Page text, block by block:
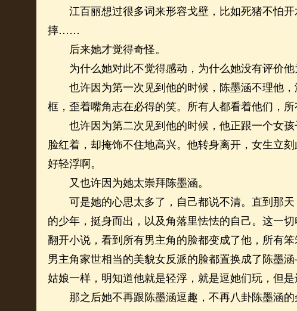
江百丽想过很多词来形容戈壁，比如死猪不怕开
摔……
后来她才觉得奇怪。
为什么她对此不觉得感动，为什么她没有评价他
也许因为第一次见到他的时候，陈墨涵不理他，
框，歪着嘴角志在必得的笑。所有人都看着他们，
也许因为第二次见到他的时候，他正跟一个女孩
脸红着，却掩饰不住地高兴。他转身离开，女生立
好轻浮啊。
又也许因为她太崇拜陈墨涵。
可是她的心思太多了，自己都说不清。直到那天
的少年，挺身而出，以及角落里怯怯的自己。这一
翻开小说，看到所有男主角的脸都变成了他，所有
男主角家世相当的美貌女反派的脸都置换成了陈墨
姑娘一样，明知道他就是轻浮，就是逗她们玩，但是
那之后她不再跟陈墨涵逗趣，不再八卦陈墨涵的